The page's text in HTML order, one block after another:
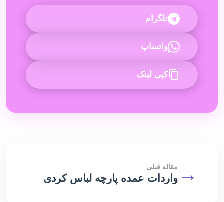
تلگرام
واتساپ
کپی لینک
→ مقاله قبلی
واردات عمده پارچه لباس کردی